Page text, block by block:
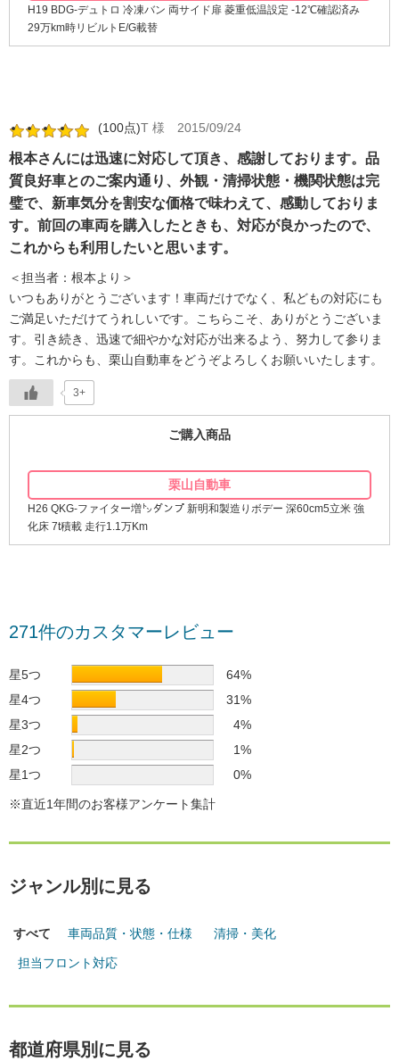
H19 BDG-デュトロ 冷凍バン 両サイド扉 菱重低温設定 -12℃確認済み
29万km時リビルトE/G載替
(100点)T 様 2015/09/24
根本さんには迅速に対応して頂き、感謝しております。品
質良好車とのご案内通り、外観・清掃状態・機関状態は完
璧で、新車気分を割安な価格で味わえて、感動しておりま
す。前回の車両を購入したときも、対応が良かったので、
これからも利用したいと思います。
＜担当者：根本より＞
いつもありがとうございます！車両だけでなく、私どもの対応にも
ご満足いただけてうれしいです。こちらこそ、ありがとうございま
す。引き続き、迅速で細やかな対応が出来るよう、努力して参りま
す。これからも、栗山自動車をどうぞよろしくお願いいたします。
3+
ご購入商品
栗山自動車
H26 QKG-ファイター増㌧ダンプ 新明和製造りボデー 深60cm5立米 強
化床 7t積載 走行1.1万Km
271件のカスタマーレビュー
星5つ
64%
星4つ
31%
星3つ
4%
星2つ
1%
星1つ
0%
※直近1年間のお客様アンケート集計
ジャンル別に見る
すべて 車両品質・状態・仕様 清掃・美化
担当フロント対応
都道府県別に見る